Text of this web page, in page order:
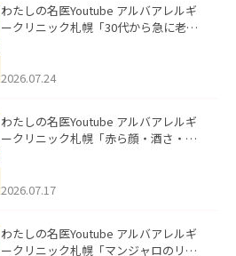
わたしの名医Youtube アルバアレルギ
ークリニック札幌「30代から急に老け
た。
2026.07.24
わたしの名医Youtube アルバアレルギ
ークリニック札幌「赤ら顔・酒さ・ニ
した。
2026.07.17
わたしの名医Youtube アルバアレルギ
ークリニック札幌「マンジャロのリア